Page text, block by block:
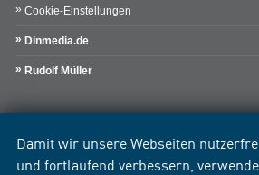
Damit wir unsere Webseiten
und fortlaufend verbessern,
Cookie-Einstellungen
Dinmedia.de
Rudolf Müller